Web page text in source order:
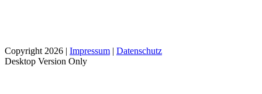
Copyright 2026 | Impressum | Datenschutz
Desktop Version Only